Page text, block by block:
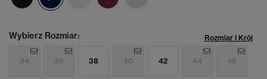
Wybierz Rozmiar: Rozmiar I Krój
34 36 38 40 42 44 46